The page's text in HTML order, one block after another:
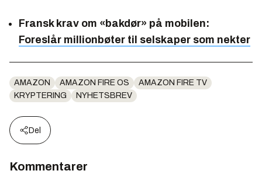
Fransk krav om «bakdør» på mobilen:
Foreslår millionbøter til selskaper som nekter
AMAZON AMAZON FIRE OS
AMAZON FIRE TV
KRYPTERING
NYHETSBREV
Del
Kommentarer